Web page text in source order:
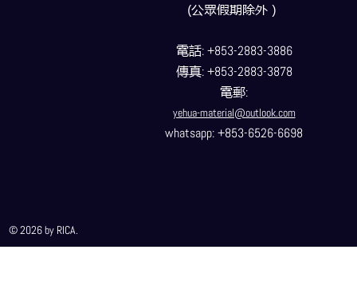
(公眾假期除外）
電話: +853-2883-3886
傳真: +853-2883-3878
電郵:
yehua-material@outlook.com
whatsapp: +853-6526-6698
© 2026 by RICA.